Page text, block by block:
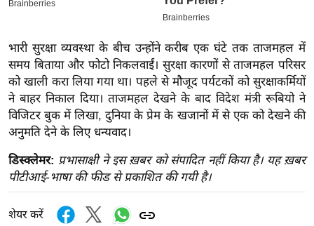
ल
बे
मि
सा
ल
श
ख्सि
त
भारी सुरक्षा व्यवस्था के बीच उन्होंने करीब एक घंटे तक ताजमहल में
समय बिताया और फोटो निकलवाईं। सुरक्षा कारणों से ताजमहल परिसर
को खाली करा लिया गया था। पहले से मौजूद पर्यटकों को सुरक्षाकर्मियों
ने बाहर निकाल दिया। ताजमहल देखने के बाद विदेश मंत्री रूबियो ने
विजिटर बुक में लिखा, दुनिया के प्रेम के खजानों में से एक को देखने की
अनुमति देने के लिए धन्यवाद।
डिस्क्लेमर: प्रभासाक्षी ने इस ख़बर को संपादित नहीं किया है। यह ख़बर
पीटीआई-भाषा की फीड से प्रकाशित की गयी है।
शेयर करें